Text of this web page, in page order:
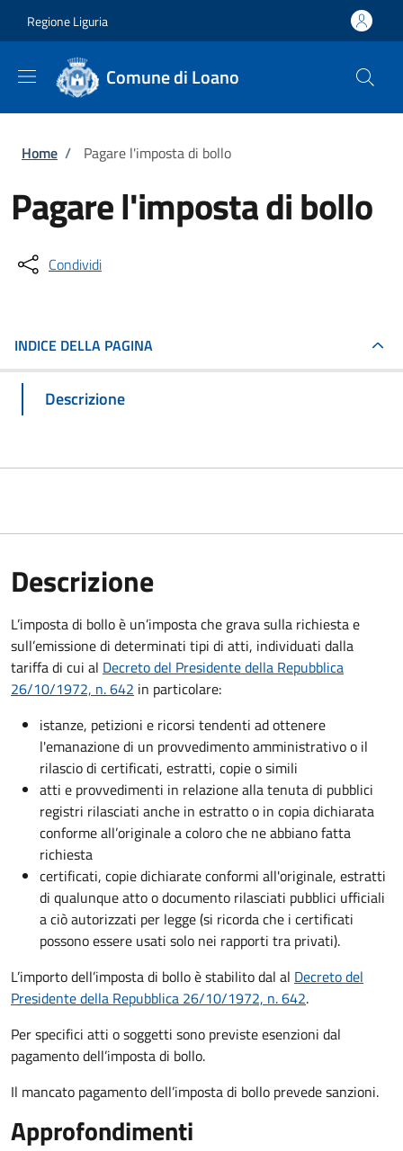
Regione Liguria
Comune di Loano
Briciole di pane
Home / Pagare l'imposta di bollo
Pagare l'imposta di bollo
Condividi
INDICE DELLA PAGINA
Descrizione
Descrizione
L’imposta di bollo è un’imposta che grava sulla richiesta e
sull’emissione di determinati tipi di atti, individuati dalla
tariffa di cui al Decreto del Presidente della Repubblica
26/10/1972, n. 642 in particolare:
istanze, petizioni e ricorsi tendenti ad ottenere
l'emanazione di un provvedimento amministrativo o il
rilascio di certificati, estratti, copie o simili
atti e provvedimenti in relazione alla tenuta di pubblici
registri rilasciati anche in estratto o in copia dichiarata
conforme all’originale a coloro che ne abbiano fatta
richiesta
certificati, copie dichiarate conformi all'originale, estratti
di qualunque atto o documento rilasciati pubblici ufficiali
a ciò autorizzati per legge (si ricorda che i certificati
possono essere usati solo nei rapporti tra privati).
L’importo dell’imposta di bollo è stabilito dal al Decreto del
Presidente della Repubblica 26/10/1972, n. 642.
Per specifici atti o soggetti sono previste esenzioni dal
pagamento dell’imposta di bollo.
Il mancato pagamento dell’imposta di bollo prevede sanzioni.
Approfondimenti